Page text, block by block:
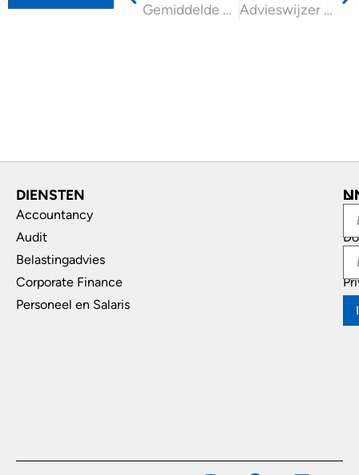
Gemiddelde WOZ-waarde stijgt dit jaar met 2,8%
Advieswijzer Aandachtspunten verzuim
DIENSTEN
Accountancy
Audit
Belastingadvies
Corporate Finance
Personeel en Salaris